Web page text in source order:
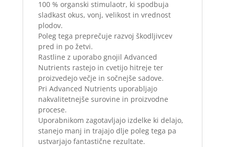
100 % organski stimulaotr, ki spodbuja
sladkast okus, vonj, velikost in vrednost
plodov.
Poleg tega preprečuje razvoj škodljivcev
pred in po žetvi.
Rastline z uporabo gnojil Advanced
Nutrients rastejo in cvetijo hitreje ter
proizvedejo večje in sočnejše sadove.
Pri Advanced Nutrients uporabljajo
nakvalitetnejše surovine in proizvodne
procese.
Uporabnikom zagotavljajo izdelke ki delajo,
stanejo manj in trajajo dlje poleg tega pa
ustvarjajo fantastične rezultate.